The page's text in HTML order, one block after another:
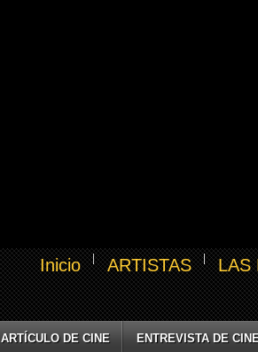
Inicio ARTISTAS LAS
ARTÍCULO DE CINE ENTREVISTA DE